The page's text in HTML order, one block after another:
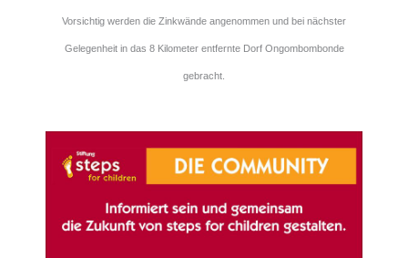
Vorsichtig werden die Zinkwände angenommen und bei nächster
Gelegenheit in das 8 Kilometer entfernte Dorf Ongombombonde
gebracht.